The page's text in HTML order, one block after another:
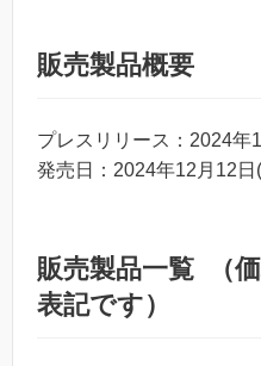
販売製品概要
プレスリリース：2024年
発売日：2024年12月12日
販売製品一覧 （
表記です）